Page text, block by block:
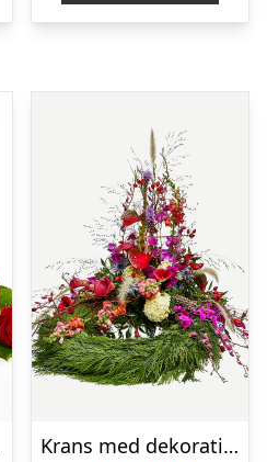
Krans med dekoration – Et farverigt farvel